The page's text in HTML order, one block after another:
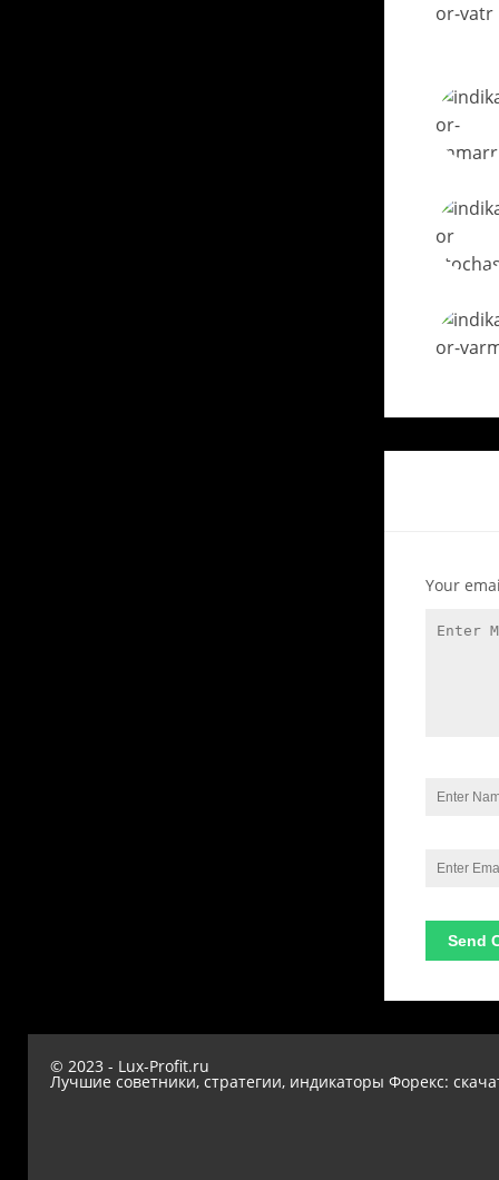
Your
© 2023 - Lux-Profit.ru
Лучшие советники, стратегии, индикаторы Форекс: